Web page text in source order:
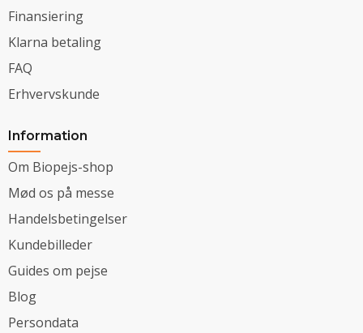
Finansiering
Klarna betaling
FAQ
Erhvervskunde
Information
Om Biopejs-shop
Mød os på messe
Handelsbetingelser
Kundebilleder
Guides om pejse
Blog
Persondata